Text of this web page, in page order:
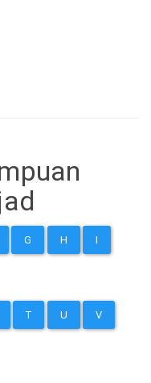
G H I
T U V